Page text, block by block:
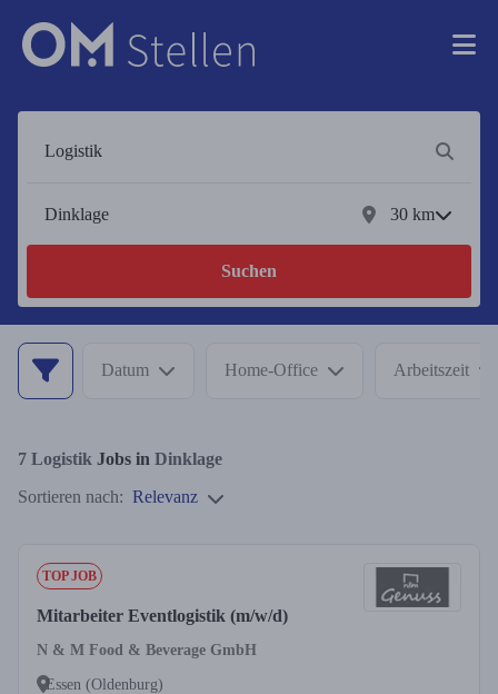
30 km
Suchen
Datum Home-Office Arbeitszeit
7 Logistik Jobs in Dinklage
Sortieren nach: Relevanz
TOP JOB
Mitarbeiter Eventlogistik (m/w/d)
N & M Food & Beverage GmbH
Essen (Oldenburg)